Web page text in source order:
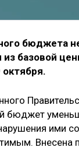
бюджета
базовой
бюджет
ими
Внесена